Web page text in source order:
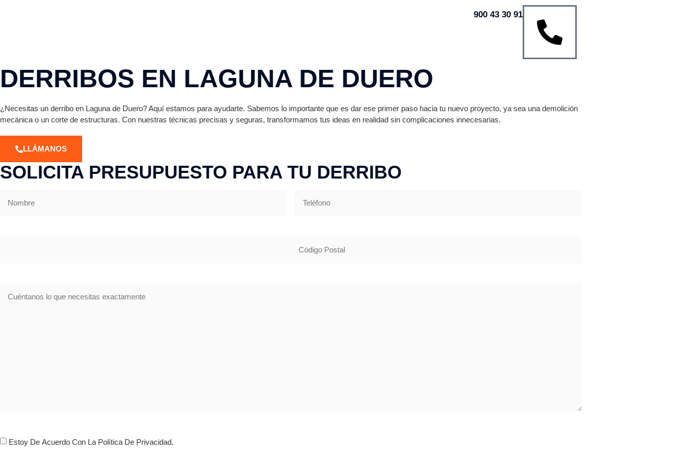
900 43 30 91
DERRIBOS EN LAGUNA DE DUERO
¿Necesitas un derribo en Laguna de Duero? Aquí estamos para ayudarte. Sabemos lo importante que es dar ese primer paso hacia tu nuevo proyecto, ya sea una demolición
mecánica o un corte de estructuras. Con nuestras técnicas precisas y seguras, transformamos tus ideas en realidad sin complicaciones innecesarias.
LLÁMANOS
SOLICITA PRESUPUESTO PARA TU DERRIBO
Consentimiento
Estoy De Acuerdo Con La Política De Privacidad.